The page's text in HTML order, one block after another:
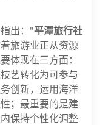
出："平潭旅行社
旅游业正从资源
体现在三方面：
艺转化为可参与
创新，运用海洋
；最重要的是建
保持个性化调整